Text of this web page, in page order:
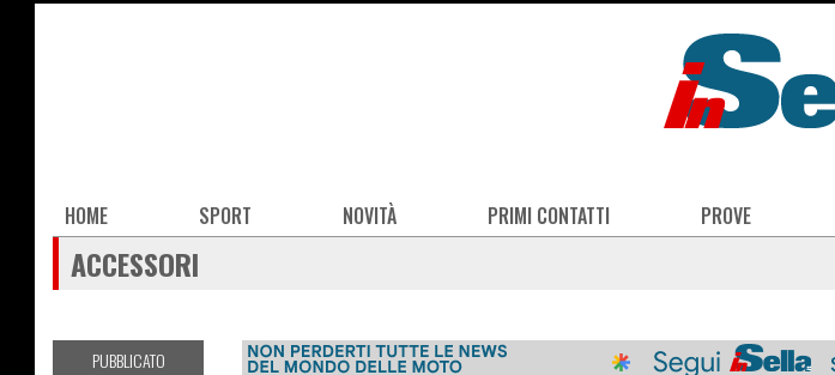
Main
navigation
HOME SPORT NOVITÀ PRIMI CONTATTI PROVE
ACCESSORI
PUBBLICATO